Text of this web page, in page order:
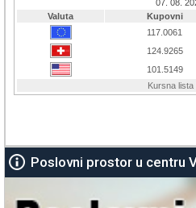
Poslovni prostor u centru